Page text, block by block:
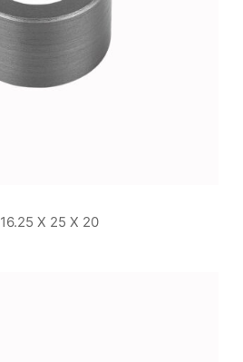
X 25 X 20